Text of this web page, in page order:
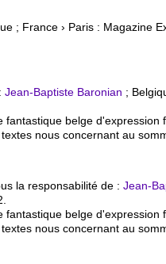
; France › Paris : Magazine
Jean-Baptiste Baronian ;
belge
nous concernant au
la responsabilité de : Jean-
belge
nous concernant au